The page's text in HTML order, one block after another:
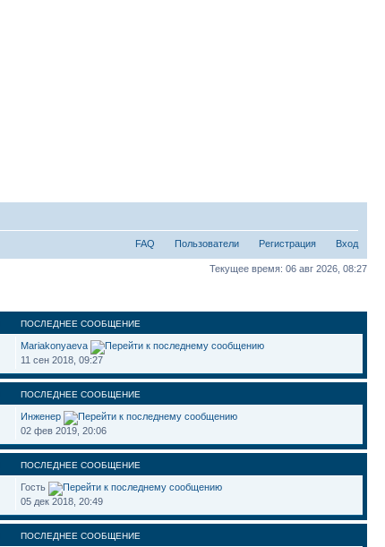
FAQ Пользователи Регистрация Вход
Текущее время: 06 авг 2026, 08:27
ПОСЛЕДНЕЕ СООБЩЕНИЕ
Mariakonyaeva
11 сен 2018, 09:27
ПОСЛЕДНЕЕ СООБЩЕНИЕ
Инженер
02 фев 2019, 20:06
ПОСЛЕДНЕЕ СООБЩЕНИЕ
Гость
05 дек 2018, 20:49
ПОСЛЕДНЕЕ СООБЩЕНИЕ